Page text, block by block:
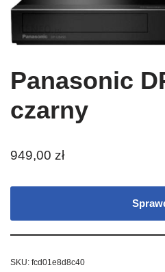
Panasonic
czarny
949,00 zł
SKU: fcd01e8d8c40